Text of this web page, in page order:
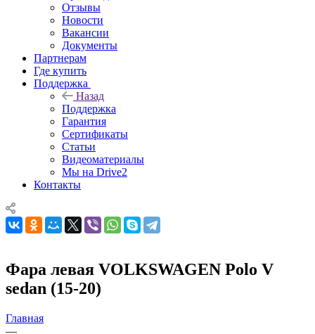
Отзывы
Новости
Вакансии
Документы
Партнерам
Где купить
Поддержка
Назад
Поддержка
Гарантия
Сертификаты
Статьи
Видеоматериалы
Мы на Drive2
Контакты
Фара левая VOLKSWAGEN Polo V
sedan (15-20)
Главная
—